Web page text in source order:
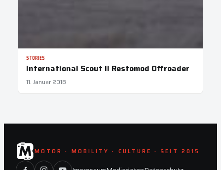
STORIES
International Scout II Restomod Offroader
11. Januar 2018
MOTOR · MOBILITY · CULTURE · SEIT 2015